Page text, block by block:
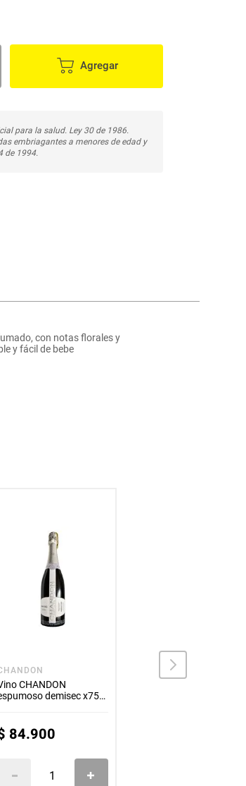
Agregar
para la salud. Ley 30 de 1986.
embriagantes a menores de edad y
de 1994.
con notas florales y
y fácil de bebe
CHANDON
demisec x750
84.900
ROSALEDA